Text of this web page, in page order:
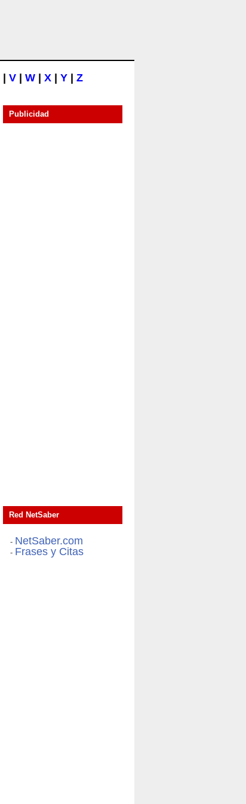
V W X Y Z
Publicidad
Red NetSaber
- NetSaber.com
- Frases y Citas